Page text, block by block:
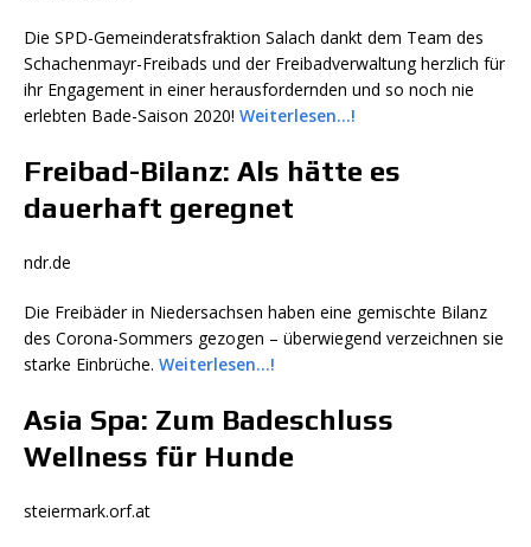
Die SPD-Gemeinderatsfraktion Salach dankt dem Team des
Schachenmayr-Freibads und der Freibadverwaltung herzlich für
ihr Engagement in einer herausfordernden und so noch nie
erlebten Bade-Saison 2020! Weiterlesen…!
Freibad-Bilanz: Als hätte es
dauerhaft geregnet
ndr.de
Die Freibäder in Niedersachsen haben eine gemischte Bilanz
des Corona-Sommers gezogen – überwiegend verzeichnen sie
starke Einbrüche. Weiterlesen…!
Asia Spa: Zum Badeschluss
Wellness für Hunde
steiermark.orf.at